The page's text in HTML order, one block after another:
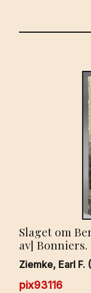
Slaget om
av] Bonniers.
Ziemke, Earl
pix93116